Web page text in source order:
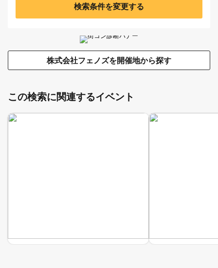
検索条件を変更する
株式会社フェノズを開催地から探す
この検索に関連するイベント